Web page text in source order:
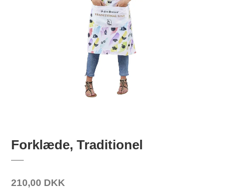
Forklæde, Traditionel
210,00 DKK